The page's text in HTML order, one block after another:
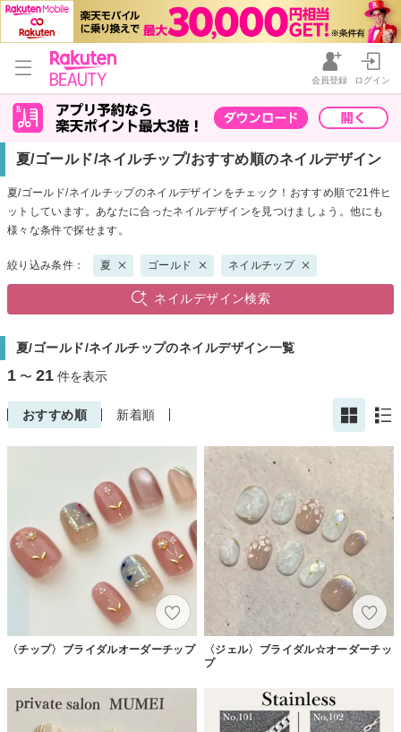
会員登録 ログイン
夏/ゴールド/ネイルチップ/おすすめ順のネイルデザイン
夏/ゴールド/ネイルチップのネイルデザインをチェック！おすすめ順で21件ヒ
ットしています。あなたに合ったネイルデザインを見つけましょう。他にも
様々な条件で探せます。
絞り込み条件： 夏 ゴールド ネイルチップ
ネイルデザイン検索
夏/ゴールド/ネイルチップのネイルデザイン一覧
1 〜 21 件を表示
おすすめ順 新着順
〈チップ〉ブライダルオーダーチップ
〈ジェル〉ブライダル☆オーダーチッ
プ